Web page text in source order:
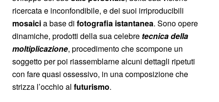
ricercata e inconfondibile, e dei suoi irriproducibili
mosaicia base di fotografia istantanea. Sono opere
dinamiche, prodotti della sua celebre tecnica della
moltiplicazione, procedimento che scompone un
soggetto per poi riassemblarne alcuni dettagli ripetuti
con fare quasi ossessivo, in una composizione che
strizza l’occhio al futurismo.